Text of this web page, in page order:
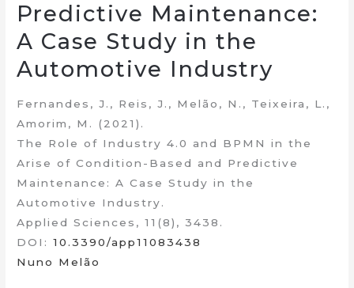
Predictive Maintenance:
A Case Study in the
Automotive Industry
Fernandes, J., Reis, J., Melão, N., Teixeira, L.,
Amorim, M. (2021).
The Role of Industry 4.0 and BPMN in the
Arise of Condition-Based and Predictive
Maintenance: A Case Study in the
Automotive Industry.
Applied Sciences, 11(8), 3438.
DOI:10.3390/app11083438
Nuno Melão